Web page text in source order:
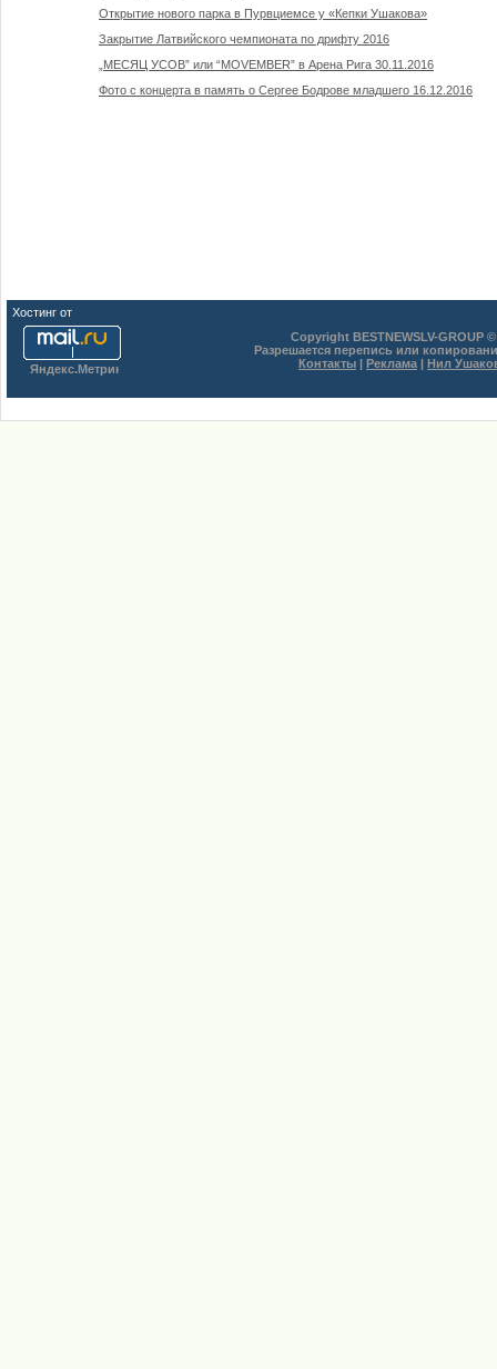
Открытие нового парка в Пурвциемсе у «Кепки Ушакова»
Закрытие Латвийского чемпионата по дрифту 2016
„МЕСЯЦ УСОВ” или “MOVEMBER” в Арена Рига 30.11.2016
Фото с концерта в память о Сергее Бодрове младшего 16.12.2016
Хостинг от
Copyright BESTNEWSLV-GROUP
Разрешается перепись или
Контакты | Реклама | Нил